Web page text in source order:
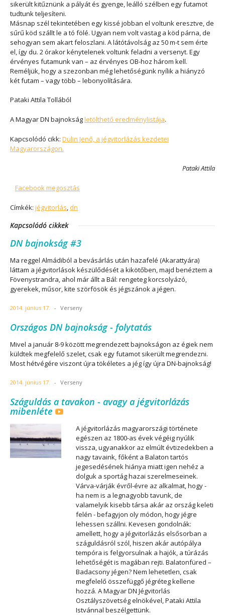
sikerült kitűznünk a pályát és gyenge, leálló szélben egy futamot
tudtunk teljesíteni.
Másnap szél tekintetében egy kissé jobban el voltunk eresztve, de
sűrű köd szállt le a tó fölé. Ugyan nem volt vastag a köd párna, de
sehogyan sem akart feloszlani. A látótávolság az 50 m-t sem érte
el, így du. 2 órakor kénytelenek voltunk feladni a versenyt. Egy
érvényes futamunk van – az érvényes OB-hoz három kell.
Reméljük, hogy a szezonban még lehetőségünk nyílik a hiányzó
két futam – vagy több – lebonyolítására.
Pataki Attila Tollából
A Magyar DN bajnokságletölthető eredménylistája.
Kapcsolódó cikk: Dulin Jenő, a jégvitorlázás kezdetei
Magyarországon.
Pataki Attila
Facebook megosztás
Címkék: jégvitorlás, dn
Kapcsolódó cikkek
DN bajnokság #3
Ma reggel Almádiból a bevásárlás után hazafelé (Akarattyára)
láttam a jégvitorlások készülődését a kikötőben, majd benéztem a
Fövenystrandra, ahol már állt a Bál: rengeteg korcsolyázó,
gyerekek, műsor, kite szörfösök és jégszánok a jégen.
2014. június 17. - Verseny
Országos DN bajnokság - folytatás
Mivel a január 8-9 között megrendezett bajnokságon az égiek nem
küldtek megfelelő szelet, csak egy futamot sikerült megrendezni.
Most hétvégére viszont újra tökéletes a jég így újra DN-bajnokság!
2014. június 17. - Verseny
Száguldás a tavakon - avagy a jégvitorlázás
mibenléte
A jégvitorlázás magyarországi története
egészen az 1800-as évek végéig nyúlik
vissza, ugyanakkor az elmúlt évtizedekben a
nagy tavaink, főként a Balaton tartós
jegesedésének hiánya miatt igen nehéz a
dolguk a sportág hazai szerelmeseinek.
Várva-várják évről-évre az alkalmat, hogy -
ha nem is a legnagyobb tavunk, de
valamelyik kisebb társa akár az ország keleti
felén - befagyjon oly módon, hogy jégre
lehessen szállni. Kevesen gondolnák:
amellett, hogy a jégvitorlázás elsősorban a
száguldásról szól, hiszen akár autópálya
tempóra is felgyorsulnak a hajók, a túrázás
lehetőségét is magában rejti. Balatonfüred –
Badacsony jégen? Nem lehetetlen, csak
megfelelő összefüggő jégréteg kellene
hozzá. A Magyar DN Jégvitorlás
Osztályszövetség elnökével, Pataki Attila
Istvánnal beszélgettünk.